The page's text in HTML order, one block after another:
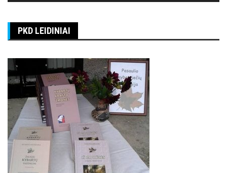
PKD LEIDINIAI